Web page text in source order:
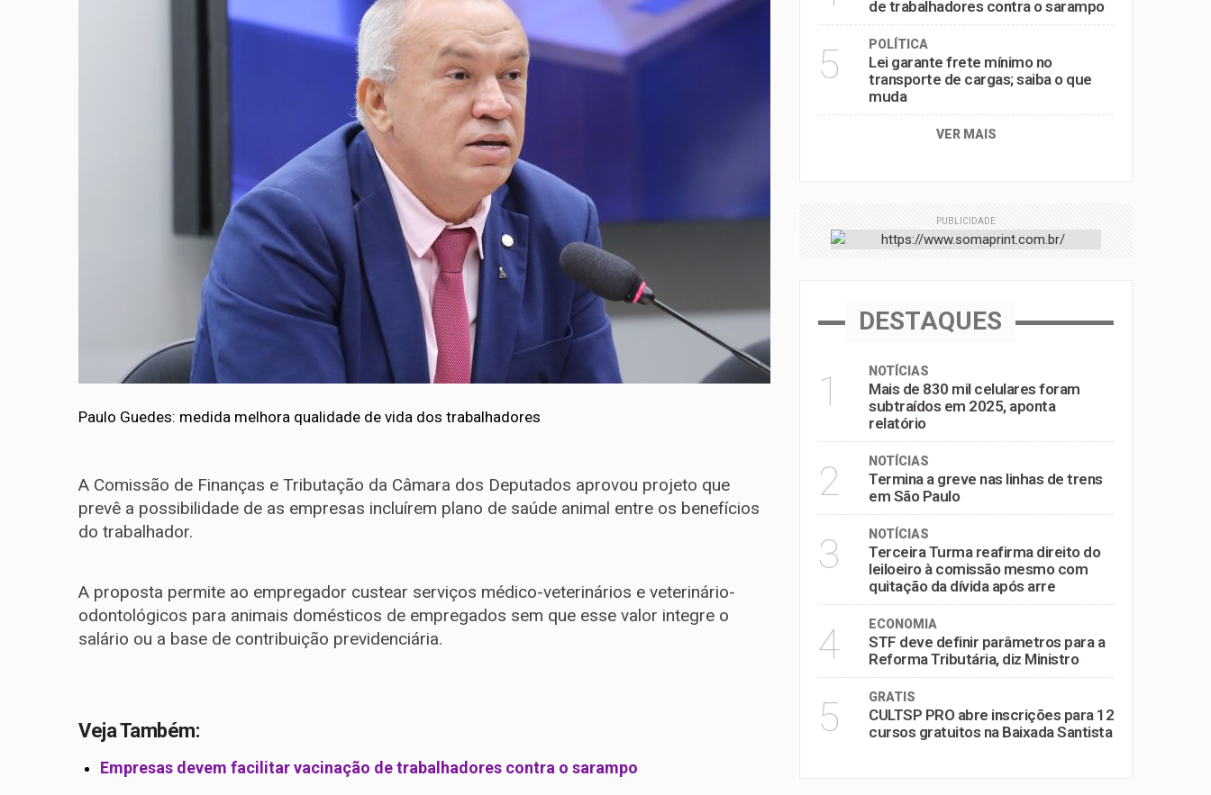
Paulo Guedes: medida melhora qualidade de vida dos trabalhadores
A Comissão de Finanças e Tributação da Câmara dos Deputados aprovou projeto que
prevê a possibilidade de as empresas incluírem plano de saúde animal entre os benefícios
do trabalhador.
A proposta permite ao empregador custear serviços médico-veterinários e veterinário-
odontológicos para animais domésticos de empregados sem que esse valor integre o
salário ou a base de contribuição previdenciária.
Veja Também:
Empresas devem facilitar vacinação de trabalhadores contra o sarampo
de trabalhadores contra o sarampo
5 POLÍTICA
Lei garante frete mínimo no
transporte de cargas; saiba o que
muda
VER MAIS
PUBLICIDADE
DESTAQUES
1 NOTÍCIAS
Mais de 830 mil celulares foram
subtraídos em 2025, aponta
relatório
2 NOTÍCIAS
Termina a greve nas linhas de trens
em São Paulo
3 NOTÍCIAS
Terceira Turma reafirma direito do
leiloeiro à comissão mesmo com
quitação da dívida após arre
4 ECONOMIA
STF deve definir parâmetros para a
Reforma Tributária, diz Ministro
5 GRATIS
CULTSP PRO abre inscrições para 12
cursos gratuitos na Baixada Santista